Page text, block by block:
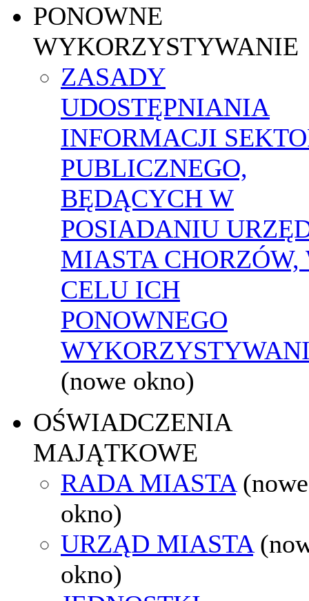
PONOWNE
WYKORZYSTYWANIE
ZASADY
UDOSTĘPNIANIA
INFORMACJI
PUBLICZNEGO,
BĘDĄCYCH W
POSIADANIU
MIASTA CHORZÓW,
CELU ICH
PONOWNEGO
(nowe okno)
OŚWIADCZENIA
MAJĄTKOWE
RADA MIASTA (nowe
okno)
URZĄD MIASTA
okno)